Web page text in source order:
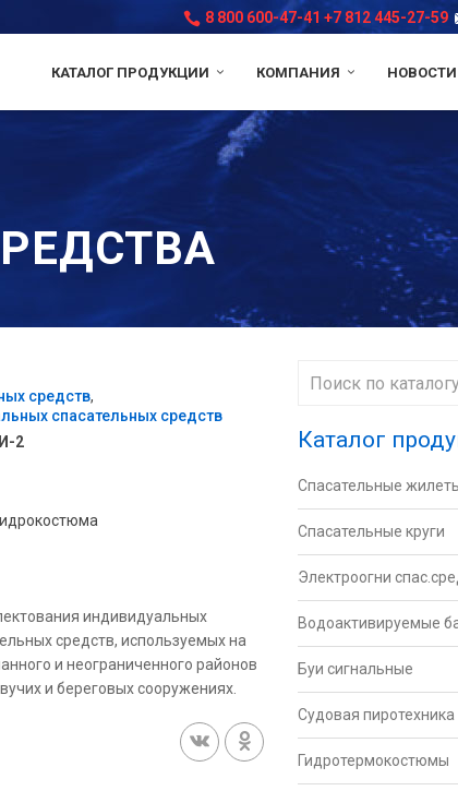
8 800 600-47-41 +7 812 445-27-59
КАТАЛОГ ПРОДУКЦИИ КОМПАНИЯ НОВОСТИ
средств
спасательных средств
2
индивидуальных
средств, используемых на
и неограниченного районов
и береговых сооружениях.
Каталог
Спасательные
Спасательные круги
Электроогни
Водоактивируемые
Буи сигнальные
Судовая пиротехника
Гидротермокостюмы